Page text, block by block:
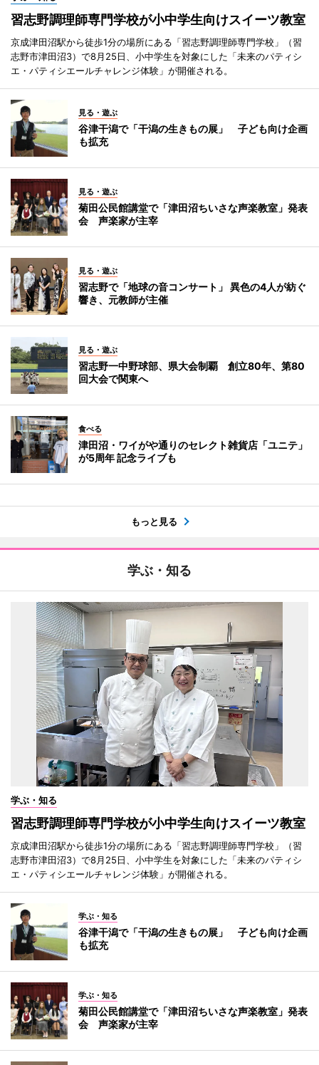
習志野調理師専門学校が小中学生向けスイーツ教室
京成津田沼駅から徒歩1分の場所にある「習志野調理師専門学校」（習
志野市津田沼3）で8月25日、小中学生を対象にした「未来のパティシ
エ・パティシエールチャレンジ体験」が開催される。
見る・遊ぶ
谷津干潟で「干潟の生きもの展」 子ども向け企画
も拡充
見る・遊ぶ
菊田公民館講堂で「津田沼ちいさな声楽教室」発表
会 声楽家が主宰
見る・遊ぶ
習志野で「地球の音コンサート」 異色の4人が紡ぐ
響き、元教師が主催
見る・遊ぶ
習志野一中野球部、県大会制覇 創立80年、第80
回大会で関東へ
食べる
津田沼・ワイがや通りのセレクト雑貨店「ユニテ」
が5周年 記念ライブも
もっと見る
学ぶ・知る
学ぶ・知る
習志野調理師専門学校が小中学生向けスイーツ教室
京成津田沼駅から徒歩1分の場所にある「習志野調理師専門学校」（習
志野市津田沼3）で8月25日、小中学生を対象にした「未来のパティシ
エ・パティシエールチャレンジ体験」が開催される。
学ぶ・知る
谷津干潟で「干潟の生きもの展」 子ども向け企画
も拡充
学ぶ・知る
菊田公民館講堂で「津田沼ちいさな声楽教室」発表
会 声楽家が主宰